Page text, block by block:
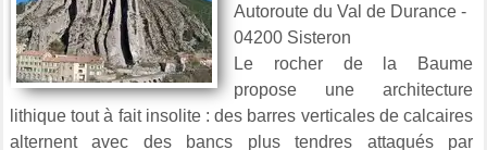
Autoroute du Val de Durance -
04200 Sisteron
Le rocher de la Baume
propose une architecture
lithique tout à fait insolite : des barres verticales de calcaires
alternent avec des bancs plus tendres attaqués par